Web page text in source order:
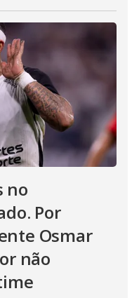
no
Por
Osmar
não